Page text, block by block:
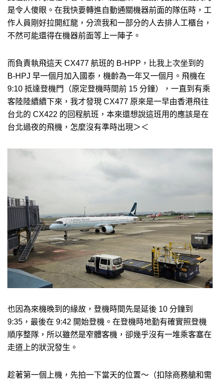
是令人傻眼。在我快要轉進自動通關機器前面的隊伍時，工
作人員剛好拉開紅龍，分流我和一部分的人去排人工櫃台，
不然可能還得在機器前面等上一陣子。
而負責執飛這天 CX477 航班的 B-HPP，比我上次坐到的
B-HPJ 早一個月加入國泰，機齡為一年又一個月。飛機在
9:10 抵達登機門（原定登機時間前 15 分鐘），一直到有乘
客陸陸續續下來，我才發現 CX477 原來是一早由香港飛往
台北的 CX422 的回程航班，本來還想說這班用的應該是在
台北過夜的飛機，怎麼沒有準時出現＞＜
也因為來機晚到的緣故，登機時間先是延後 10 分鐘到
9:35，最後在 9:42 開始登機。在登機時地勤有確實照登機
順序整隊，所以雖然是窄體客機，卻幾乎沒有一堆乘客塞在
走道上的狀況發生。
趁著第一個上機，先拍一下當天的位置～（扣除商務艙和需